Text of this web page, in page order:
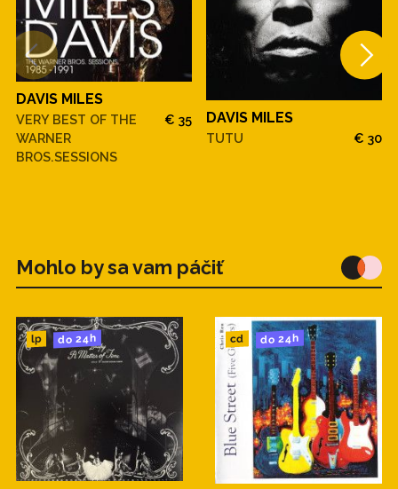
DAVIS MILES
VERY BEST OF THE
WARNER
BROS.SESSIONS
€ 35 DAVIS MILES
TUTU € 30
Mohlo by sa vam páčiť
lp do 24h cd do 24h